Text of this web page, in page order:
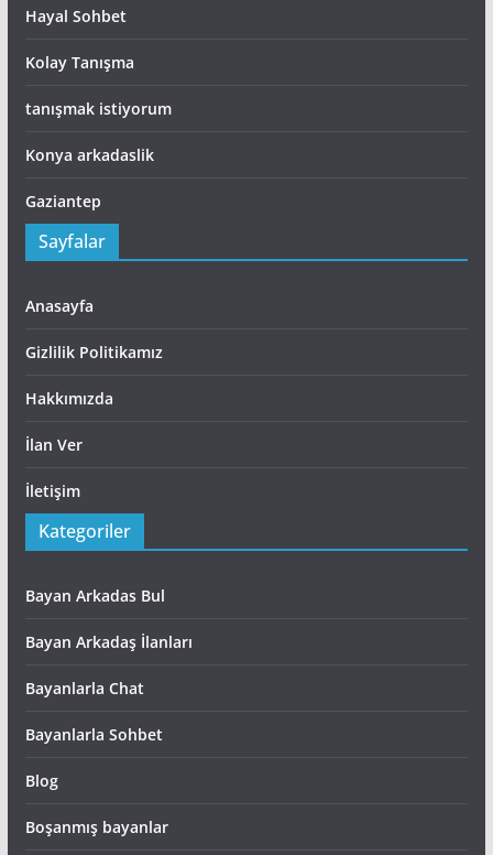
Hayal Sohbet
Kolay Tanışma
tanışmak istiyorum
Konya arkadaslik
Gaziantep
Sayfalar
Anasayfa
Gizlilik Politikamız
Hakkımızda
İlan Ver
İletişim
Kategoriler
Bayan Arkadas Bul
Bayan Arkadaş İlanları
Bayanlarla Chat
Bayanlarla Sohbet
Blog
Boşanmış bayanlar